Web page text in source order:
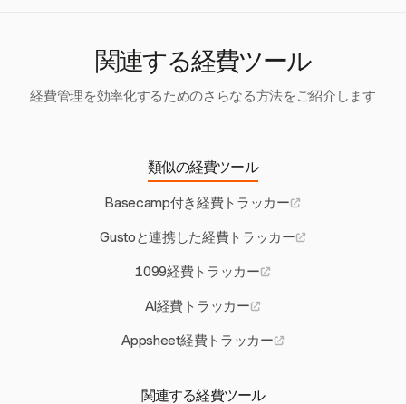
関連する経費ツール
経費管理を効率化するためのさらなる方法をご紹介します
類似の経費ツール
Basecamp付き経費トラッカー
Gustoと連携した経費トラッカー
1099経費トラッカー
AI経費トラッカー
Appsheet経費トラッカー
関連する経費ツール